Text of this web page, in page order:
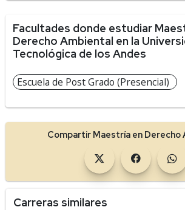
Facultades donde estudiar
Derecho Ambiental en la
Tecnológica de los Andes
Escuela de Post Grado (Presencial)
Compartir Maestría en Derecho
Carreras similares